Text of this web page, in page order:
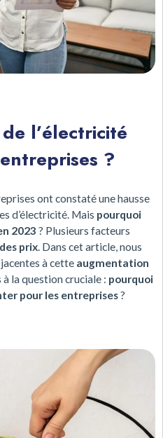
l’électricité
?
ont constaté une hausse
d’électricité. Mais pourquoi
2023 ? Plusieurs facteurs
prix. Dans cet article, nous
à cette augmentation
la question cruciale : pourquoi
pour les entreprises?